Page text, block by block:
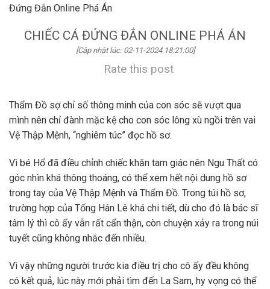
Đứng Đắn Online Phá Án
CHIẾC CÁ ĐỨNG ĐẮN ONLINE PHÁ ÁN
[Cập nhật lúc: 02-11-2024 18:21:00]
Rate this post
Thẩm Đồ sợ chỉ số thông minh của con sóc sẽ vượt qua
mình nên chỉ đành mặc kệ cho con sóc lông xù ngồi trên vai
Vệ Thập Mệnh, “nghiêm túc” đọc hồ sơ.
Vì bé Hổ đã điều chỉnh chiếc khăn tam giác nên Ngu Thất có
góc nhìn khá thông thoáng, có thể xem hết nội dung hồ sơ
trong tay của Vệ Thập Mệnh và Thẩm Đồ. Trong túi hồ sơ,
trường hợp của Tống Hân Lê khá chi tiết, dù cho đó là bác sĩ
tâm lý thì cô ấy vẫn rất cẩn thận, còn chuyện xảy ra trong núi
tuyết cũng không nhắc đến nhiều.
Vì vậy những người trước kia điều trị cho cô ấy đều không
có kết quả, lúc này mới phải tìm đến La Sam, hy vọng có thể